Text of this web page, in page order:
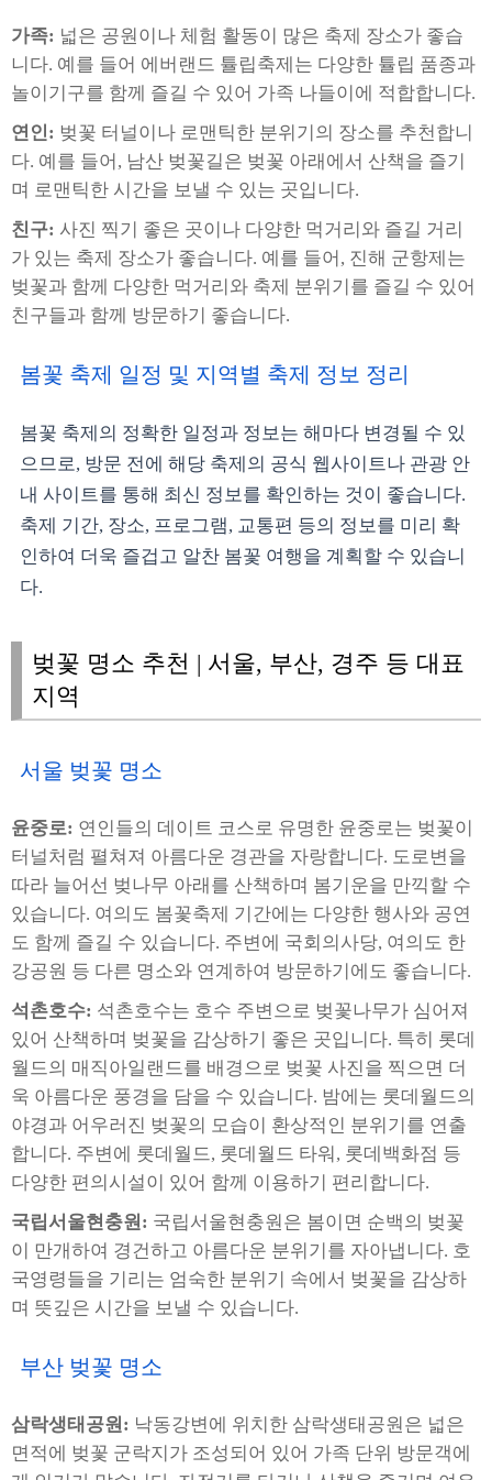
가족: 넓은 공원이나 체험 활동이 많은 축제 장소가 좋습
니다. 예를 들어 에버랜드 튤립축제는 다양한 튤립 품종과
놀이기구를 함께 즐길 수 있어 가족 나들이에 적합합니다.
연인: 벚꽃 터널이나 로맨틱한 분위기의 장소를 추천합니
다. 예를 들어, 남산 벚꽃길은 벚꽃 아래에서 산책을 즐기
며 로맨틱한 시간을 보낼 수 있는 곳입니다.
친구: 사진 찍기 좋은 곳이나 다양한 먹거리와 즐길 거리
가 있는 축제 장소가 좋습니다. 예를 들어, 진해 군항제는
벚꽃과 함께 다양한 먹거리와 축제 분위기를 즐길 수 있어
친구들과 함께 방문하기 좋습니다.
봄꽃 축제 일정 및 지역별 축제 정보 정리
봄꽃 축제의 정확한 일정과 정보는 해마다 변경될 수 있
으므로, 방문 전에 해당 축제의 공식 웹사이트나 관광 안
내 사이트를 통해 최신 정보를 확인하는 것이 좋습니다.
축제 기간, 장소, 프로그램, 교통편 등의 정보를 미리 확
인하여 더욱 즐겁고 알찬 봄꽃 여행을 계획할 수 있습니
다.
벚꽃 명소 추천 | 서울, 부산, 경주 등 대표
지역
서울 벚꽃 명소
윤중로: 연인들의 데이트 코스로 유명한 윤중로는 벚꽃이
터널처럼 펼쳐져 아름다운 경관을 자랑합니다. 도로변을
따라 늘어선 벚나무 아래를 산책하며 봄기운을 만끽할 수
있습니다. 여의도 봄꽃축제 기간에는 다양한 행사와 공연
도 함께 즐길 수 있습니다. 주변에 국회의사당, 여의도 한
강공원 등 다른 명소와 연계하여 방문하기에도 좋습니다.
석촌호수: 석촌호수는 호수 주변으로 벚꽃나무가 심어져
있어 산책하며 벚꽃을 감상하기 좋은 곳입니다. 특히 롯데
월드의 매직아일랜드를 배경으로 벚꽃 사진을 찍으면 더
욱 아름다운 풍경을 담을 수 있습니다. 밤에는 롯데월드의
야경과 어우러진 벚꽃의 모습이 환상적인 분위기를 연출
합니다. 주변에 롯데월드, 롯데월드 타워, 롯데백화점 등
다양한 편의시설이 있어 함께 이용하기 편리합니다.
국립서울현충원: 국립서울현충원은 봄이면 순백의 벚꽃
이 만개하여 경건하고 아름다운 분위기를 자아냅니다. 호
국영령들을 기리는 엄숙한 분위기 속에서 벚꽃을 감상하
며 뜻깊은 시간을 보낼 수 있습니다.
부산 벚꽃 명소
삼락생태공원: 낙동강변에 위치한 삼락생태공원은 넓은
면적에 벚꽃 군락지가 조성되어 있어 가족 단위 방문객에